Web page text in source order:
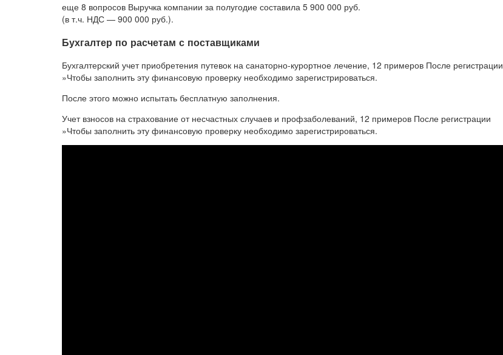
еще 8 вопросов Выручка компании за полугодие составила 5 900 000 руб.
(в т.ч. НДС — 900 000 руб.).
Бухгалтер по расчетам с поставщиками
Бухгалтерский учет приобретения путевок на санаторно-курортное лечение, 12 примеров После регистрации
»Чтобы заполнить эту финансовую проверку необходимо зарегистрироваться.
После этого можно испытать бесплатную заполнения.
Учет взносов на страхование от несчастных случаев и профзаболеваний, 12 примеров После регистрации
»Чтобы заполнить эту финансовую проверку необходимо зарегистрироваться.